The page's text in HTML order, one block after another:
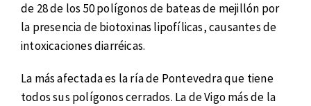
de 28 de los 50 polígonos de bateas de mejillón por
la presencia de biotoxinas lipofílicas, causantes de
intoxicaciones diarréicas.
La más afectada es la ría de Pontevedra que tiene
todos sus polígonos cerrados. La de Vigo más de la